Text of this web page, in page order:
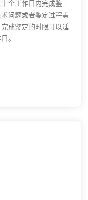
个工作日内完成鉴
问题或者鉴定过程需
成鉴定的时限可以延
。